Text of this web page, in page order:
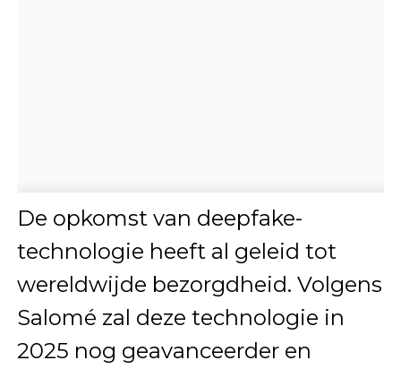
De opkomst van deepfake-
technologie heeft al geleid tot
wereldwijde bezorgdheid. Volgens
Salomé zal deze technologie in
2025 nog geavanceerder en